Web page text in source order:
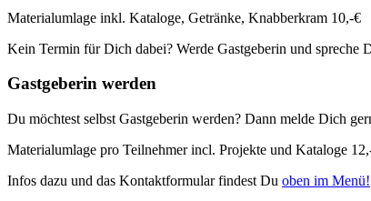
Materialumlage inkl. Kataloge, Getränke, Knabberkram 10,-€
Kein Termin für Dich dabei? Werde Gastgeberin und spreche
Gastgeberin werden
Du möchtest selbst Gastgeberin werden? Dann melde Dich
Materialumlage pro Teilnehmer incl. Projekte und Kataloge
Infos dazu und das Kontaktformular findest Du oben im Menü!